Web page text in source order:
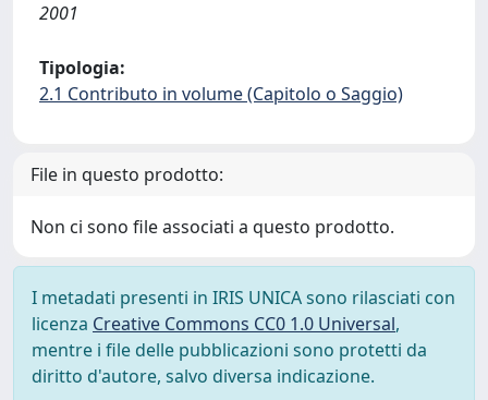
2001
Tipologia:
2.1 Contributo in volume (Capitolo o Saggio)
File in questo prodotto:
Non ci sono file associati a questo prodotto.
I metadati presenti in IRIS UNICA sono rilasciati con
licenza Creative Commons CC0 1.0 Universal,
mentre i file delle pubblicazioni sono protetti da
diritto d'autore, salvo diversa indicazione.